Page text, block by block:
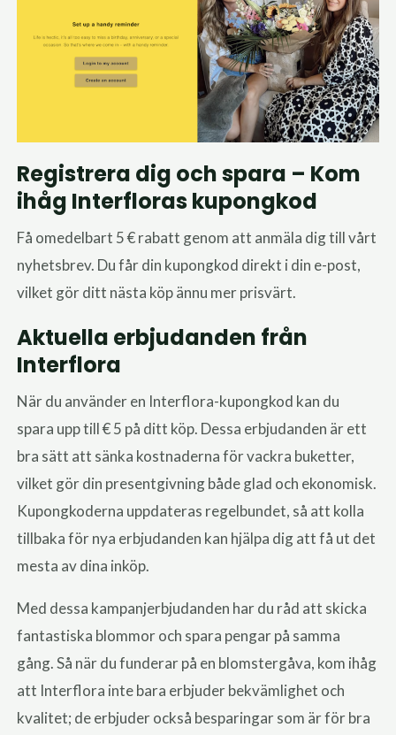
Registrera dig och spara – Kom
ihåg Interfloras kupongkod
Få omedelbart 5 € rabatt genom att anmäla dig till vårt
nyhetsbrev. Du får din kupongkod direkt i din e-post,
vilket gör ditt nästa köp ännu mer prisvärt.
Aktuella erbjudanden från
Interflora
När du använder en Interflora-kupongkod kan du
spara upp till € 5 på ditt köp. Dessa erbjudanden är ett
bra sätt att sänka kostnaderna för vackra buketter,
vilket gör din presentgivning både glad och ekonomisk.
Kupongkoderna uppdateras regelbundet, så att kolla
tillbaka för nya erbjudanden kan hjälpa dig att få ut det
mesta av dina inköp.
Med dessa kampanjerbjudanden har du råd att skicka
fantastiska blommor och spara pengar på samma
gång. Så när du funderar på en blomstergåva, kom ihåg
att Interflora inte bara erbjuder bekvämlighet och
kvalitet; de erbjuder också besparingar som är för bra